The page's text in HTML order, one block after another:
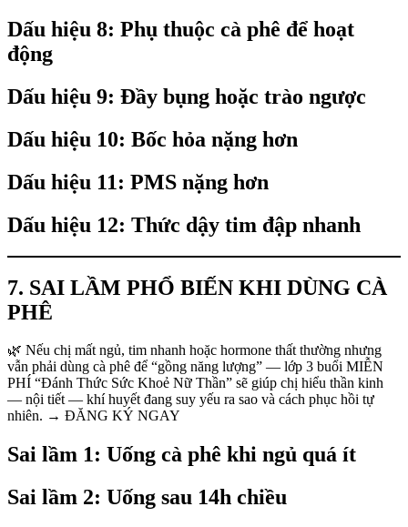
Dấu hiệu 8: Phụ thuộc cà phê để hoạt
động
Dấu hiệu 9: Đầy bụng hoặc trào ngược
Dấu hiệu 10: Bốc hỏa nặng hơn
Dấu hiệu 11: PMS nặng hơn
Dấu hiệu 12: Thức dậy tim đập nhanh
7. SAI LẦM PHỔ BIẾN KHI DÙNG CÀ
PHÊ
🌿 Nếu chị mất ngủ, tim nhanh hoặc hormone thất thường nhưng
vẫn phải dùng cà phê để “gồng năng lượng” — lớp 3 buổi MIỄN
PHÍ “Đánh Thức Sức Khoẻ Nữ Thần” sẽ giúp chị hiểu thần kinh
— nội tiết — khí huyết đang suy yếu ra sao và cách phục hồi tự
nhiên. → ĐĂNG KÝ NGAY
Sai lầm 1: Uống cà phê khi ngủ quá ít
Sai lầm 2: Uống sau 14h chiều